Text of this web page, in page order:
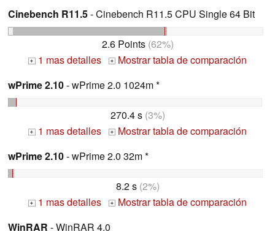
Cinebench R11.5- Cinebench R11.5 CPU Single 64 Bit
2.6 Points(62%)
+ 1 mas detalles +
Mostrar tabla de comparación
wPrime 2.10- wPrime 2.0 1024m *
270.4 s(3%)
+ 1 mas detalles +
Mostrar tabla de comparación
wPrime 2.10- wPrime 2.0 32m *
8.2 s(2%)
+ 1 mas detalles +
Mostrar tabla de comparación
WinRAR - WinRAR 4.0